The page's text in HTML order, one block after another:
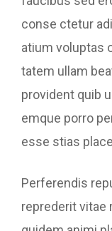
conse ctetur
atium voluptas
tatem ullam
provident quib
emque porro
esse stias
Perferendis
reprederit vitae